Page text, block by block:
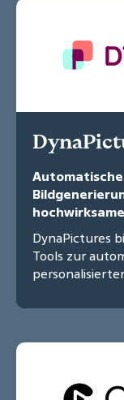
DynaPictures
Tools zur